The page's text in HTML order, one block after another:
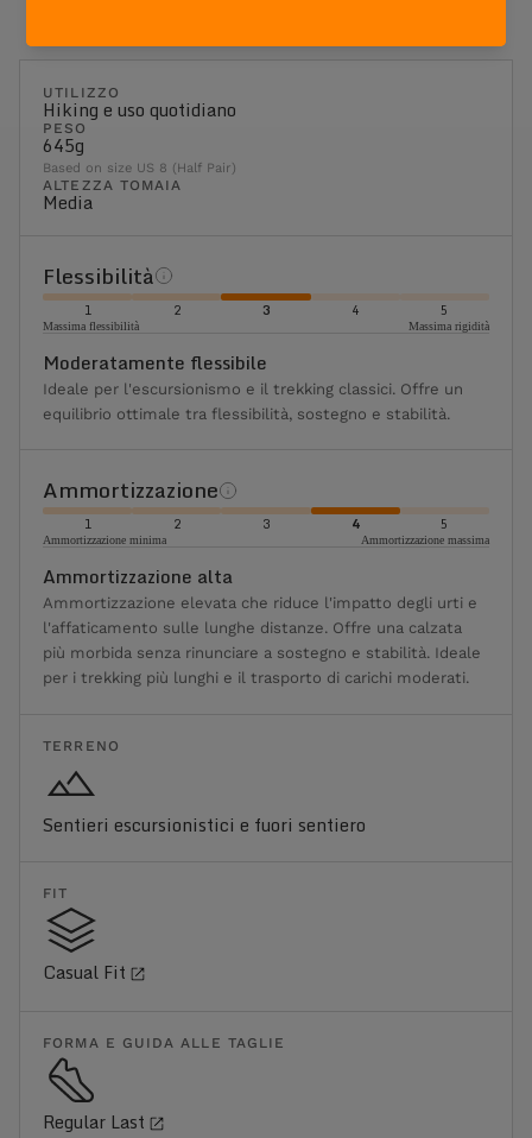
UTILIZZO
Hiking e uso quotidiano
PESO
645g
Based on size US 8 (Half Pair)
ALTEZZA TOMAIA
Media
Flessibilità
1 2 3 4 5
Massima flessibilità Massima rigidità
Moderatamente flessibile
Ideale per l'escursionismo e il trekking classici. Offre un
equilibrio ottimale tra flessibilità, sostegno e stabilità.
Ammortizzazione
1 2 3 4 5
Ammortizzazione minima Ammortizzazione massima
Ammortizzazione alta
Ammortizzazione elevata che riduce l'impatto degli urti e
l'affaticamento sulle lunghe distanze. Offre una calzata
più morbida senza rinunciare a sostegno e stabilità. Ideale
per i trekking più lunghi e il trasporto di carichi moderati.
TERRENO
Sentieri escursionistici e fuori sentiero
FIT
Casual Fit
FORMA E GUIDA ALLE TAGLIE
Regular Last